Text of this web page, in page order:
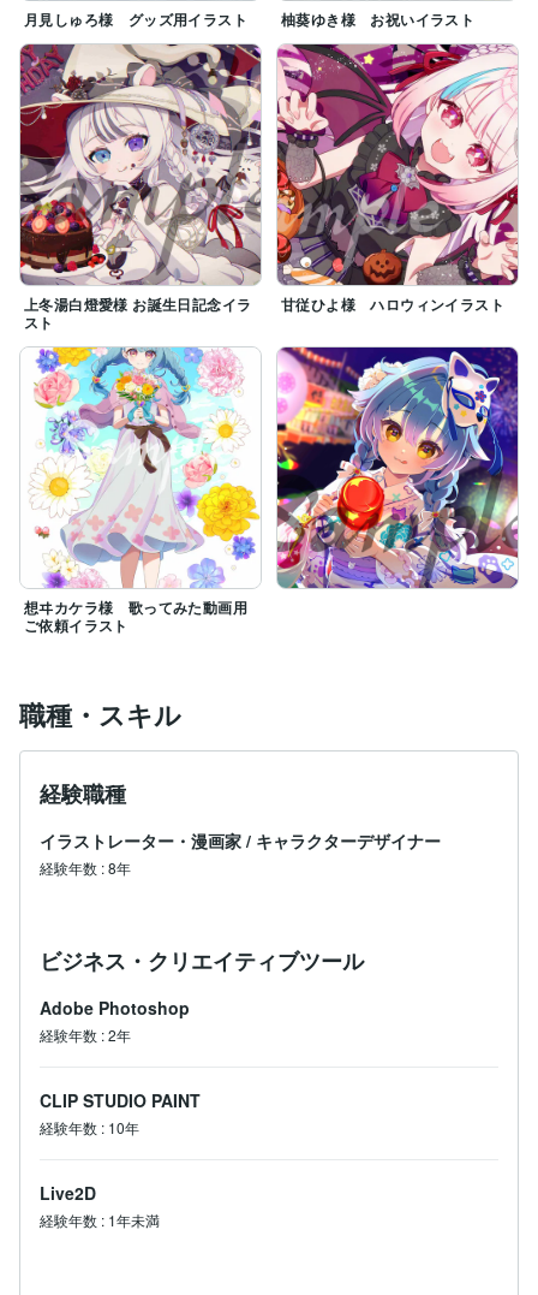
月見しゅろ様 グッズ用イラスト 柚葵ゆき様 お祝いイラスト
上冬湯白燈愛様 お誕生日記念イラ
スト
甘従ひよ様 ハロウィンイラスト
想ヰカケラ様 歌ってみた動画用
ご依頼イラスト
職種・スキル
経験職種
イラストレーター・漫画家 / キャラクターデザイナー
経験年数 :8年
ビジネス・クリエイティブツール
Adobe Photoshop
経験年数 :2年
CLIP STUDIO PAINT
経験年数 : 10年
Live2D
経験年数 : 1年未満